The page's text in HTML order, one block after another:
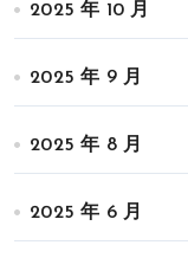
2025 年 10 月
2025 年 9 月
2025 年 8 月
2025 年 6 月